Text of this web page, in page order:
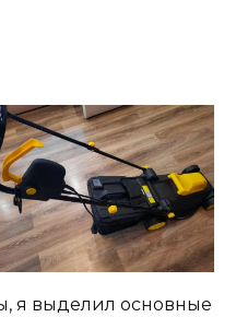
я выделил основные